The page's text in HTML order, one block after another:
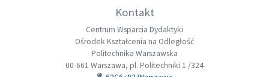
Kontakt
Centrum Wsparcia Dydaktyki
Ośrodek Kształcenia na Odległość
Politechnika Warszawska
00-661 Warszawa, pl. Politechniki 1 /324